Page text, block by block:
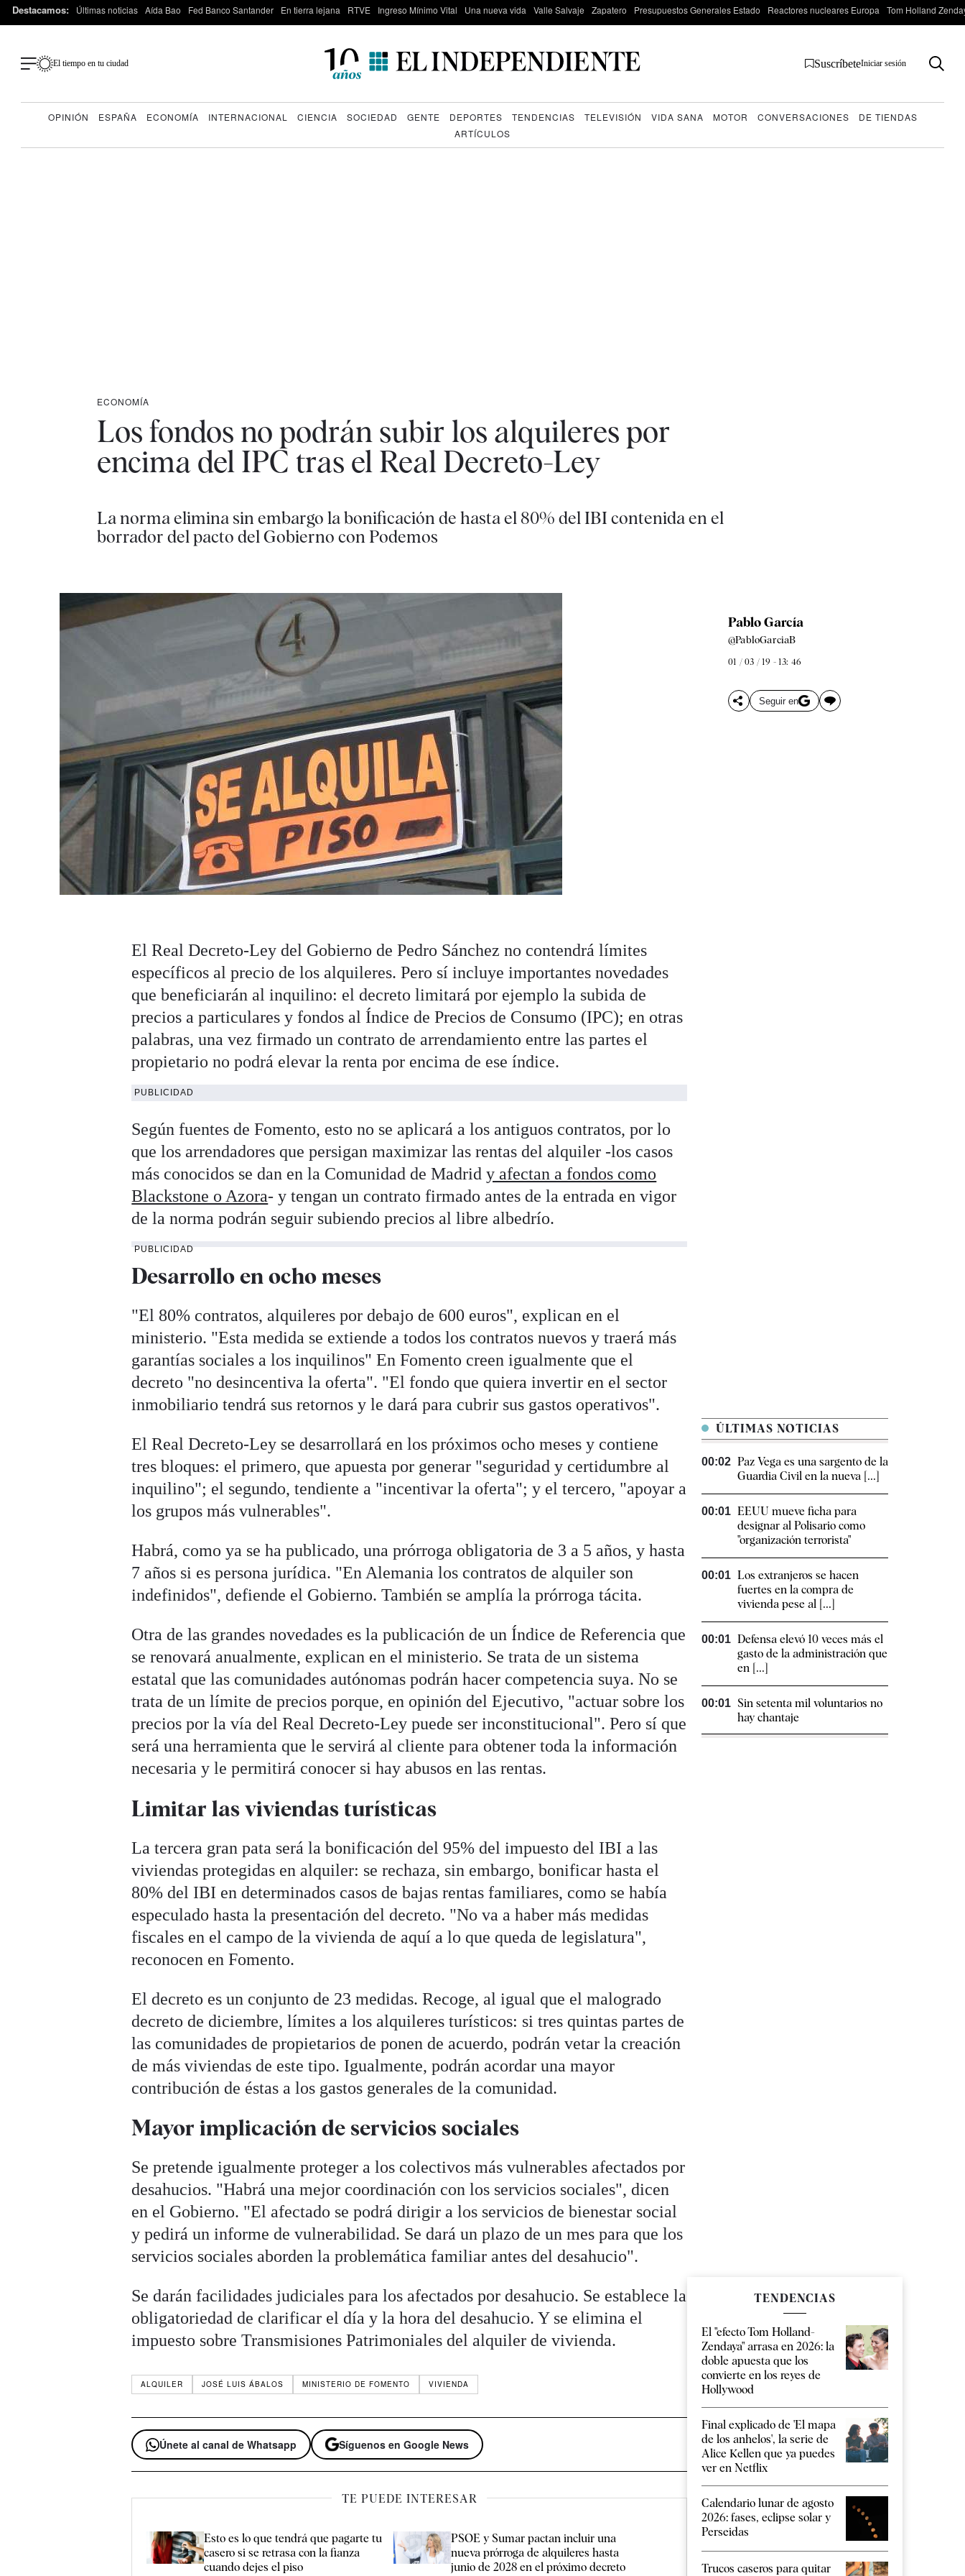
Destacamos: Últimas noticias Aída Bao Fed Banco Santander En tierra lejana RTVE Ingreso Mínimo Vital Una nueva vida Valle Salvaje Zapatero Presupuestos Generales Estado Reactores nucleares Europa Tom Holland
El tiempo en tu ciudad SuscríbeteIniciar sesión
OPINIÓN ESPAÑA ECONOMÍA INTERNACIONAL CIENCIA SOCIEDAD GENTE DEPORTES TENDENCIAS TELEVISIÓN VIDA SANA MOTOR CONVERSACIONES
DE TIENDAS
ARTÍCULOS
ECONOMÍA
Los fondos no podrán subir los alquileres por
encima del IPC tras el Real Decreto-Ley
La norma elimina sin embargo la bonificación de hasta el 80% del IBI contenida en el
borrador del pacto del Gobierno con Podemos
Pablo García
@PabloGarciaB
01 / 03 / 19 - 13: 46
Seguir en
El Real Decreto-Ley del Gobierno de Pedro Sánchez no contendrá límites
específicos al precio de los alquileres. Pero sí incluye importantes novedades
que beneficiarán al inquilino: el decreto limitará por ejemplo la subida de
precios a particulares y fondos al Índice de Precios de Consumo (IPC); en otras
palabras, una vez firmado un contrato de arrendamiento entre las partes el
propietario no podrá elevar la renta por encima de ese índice.
PUBLICIDAD
Según fuentes de Fomento, esto no se aplicará a los antiguos contratos, por lo
que los arrendadores que persigan maximizar las rentas del alquiler -los casos
más conocidos se dan en la Comunidad de Madridy afectan a fondos como
Blackstone o Azora- y tengan un contrato firmado antes de la entrada en vigor
de la norma podrán seguir subiendo precios al libre albedrío.
PUBLICIDAD
Desarrollo en ocho meses
"El 80% contratos, alquileres por debajo de 600 euros", explican en el
ministerio. "Esta medida se extiende a todos los contratos nuevos y traerá más
garantías sociales a los inquilinos" En Fomento creen igualmente que el
decreto "no desincentiva la oferta". "El fondo que quiera invertir en el sector
inmobiliario tendrá sus retornos y le dará para cubrir sus gastos operativos".
El Real Decreto-Ley se desarrollará en los próximos ocho meses y contiene
tres bloques: el primero, que apuesta por generar "seguridad y certidumbre al
inquilino"; el segundo, tendiente a "incentivar la oferta"; y el tercero, "apoyar a
los grupos más vulnerables".
Habrá, como ya se ha publicado, una prórroga obligatoria de 3 a 5 años, y hasta
7 años si es persona jurídica. "En Alemania los contratos de alquiler son
indefinidos", defiende el Gobierno. También se amplía la prórroga tácita.
Otra de las grandes novedades es la publicación de un Índice de Referencia que
se renovará anualmente, explican en el ministerio. Se trata de un sistema
estatal que las comunidades autónomas podrán hacer competencia suya. No se
trata de un límite de precios porque, en opinión del Ejecutivo, "actuar sobre los
precios por la vía del Real Decreto-Ley puede ser inconstitucional". Pero sí que
será una herramienta que le servirá al cliente para obtener toda la información
necesaria y le permitirá conocer si hay abusos en las rentas.
Limitar las viviendas turísticas
La tercera gran pata será la bonificación del 95% del impuesto del IBI a las
viviendas protegidas en alquiler: se rechaza, sin embargo, bonificar hasta el
80% del IBI en determinados casos de bajas rentas familiares, como se había
especulado hasta la presentación del decreto. "No va a haber más medidas
fiscales en el campo de la vivienda de aquí a lo que queda de legislatura",
reconocen en Fomento.
El decreto es un conjunto de 23 medidas. Recoge, al igual que el malogrado
decreto de diciembre, límites a los alquileres turísticos: si tres quintas partes de
las comunidades de propietarios de ponen de acuerdo, podrán vetar la creación
de más viviendas de este tipo. Igualmente, podrán acordar una mayor
contribución de éstas a los gastos generales de la comunidad.
Mayor implicación de servicios sociales
Se pretende igualmente proteger a los colectivos más vulnerables afectados por
desahucios. "Habrá una mejor coordinación con los servicios sociales", dicen
en el Gobierno. "El afectado se podrá dirigir a los servicios de bienestar social
y pedirá un informe de vulnerabilidad. Se dará un plazo de un mes para que los
servicios sociales aborden la problemática familiar antes del desahucio".
Se darán facilidades judiciales para los afectados por desahucio. Se establece la
obligatoriedad de clarificar el día y la hora del desahucio. Y se elimina el
impuesto sobre Transmisiones Patrimoniales del alquiler de vivienda.
ALQUILER JOSÉ LUIS ÁBALOS MINISTERIO DE FOMENTO VIVIENDA
Únete al canal de Whatsapp Síguenos en Google News
TE PUEDE INTERESAR
Esto es lo que tendrá que pagarte tu
casero si se retrasa con la fianza
cuando dejes el piso
PSOE y Sumar pactan incluir una
nueva prórroga de alquileres hasta
junio de 2028 en el próximo decreto
ÚLTIMAS NOTICIAS
00:02 Paz Vega es una sargento de la
Guardia Civil en la nueva [...]
00:01 EEUU mueve ficha para
designar al Polisario como
"organización terrorista"
00:01 Los extranjeros se hacen
fuertes en la compra de
vivienda pese al [...]
00:01 Defensa elevó 10 veces más el
gasto de la administración que
en [...]
00:01 Sin setenta mil voluntarios no
hay chantaje
TENDENCIAS
El "efecto Tom Holland-
Zendaya" arrasa en 2026: la
doble apuesta que los
convierte en los reyes de
Hollywood
Final explicado de 'El mapa
de los anhelos', la serie de
Alice Kellen que ya puedes
ver en Netflix
Calendario lunar de agosto
2026: fases, eclipse solar y
Perseidas
Trucos caseros para quitar